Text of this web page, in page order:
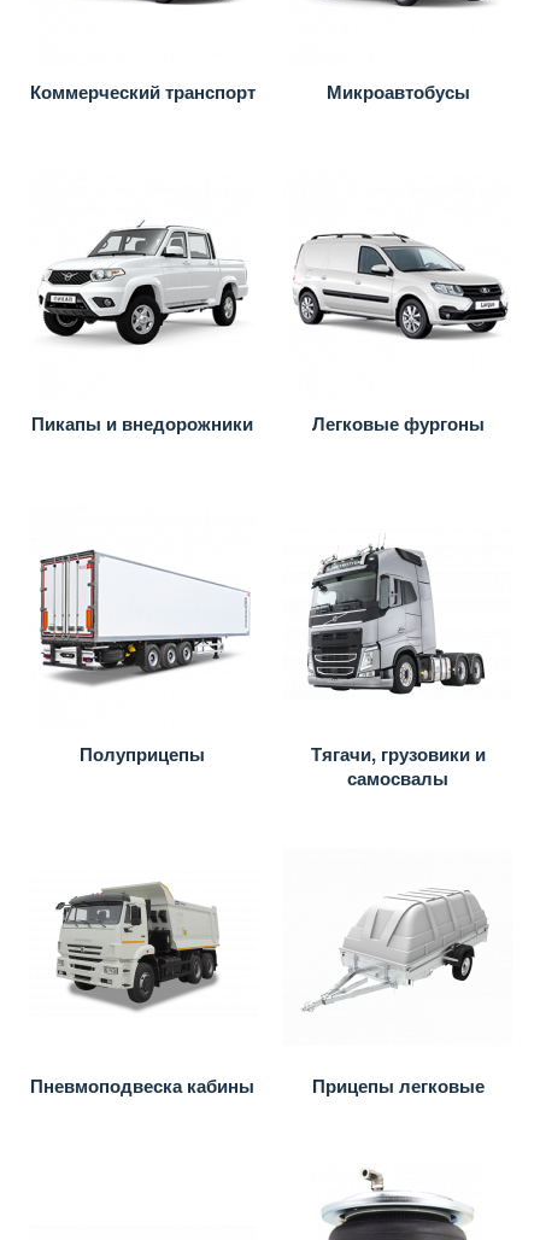
Коммерческий транспорт Микроавтобусы
Пикапы и внедорожники Легковые фургоны
Полуприцепы
Тягачи, грузовики и
самосвалы
Пневмоподвеска кабины Прицепы легковые